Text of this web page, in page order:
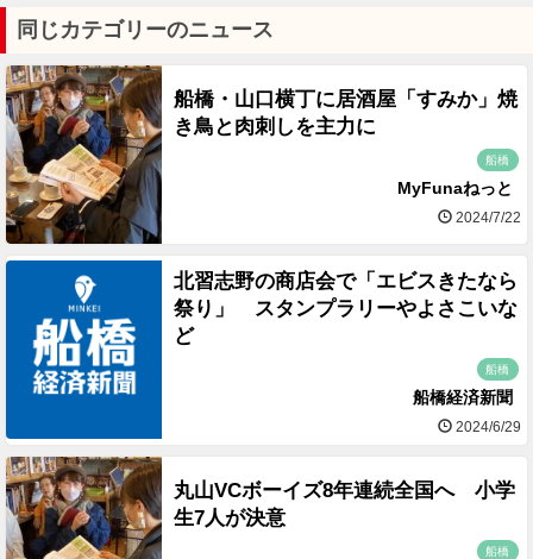
同じカテゴリーのニュース
船橋・山口横丁に居酒屋「すみか」焼
き鳥と肉刺しを主力に
船橋
MyFunaねっと
2024/7/22
北習志野の商店会で「エビスきたなら
祭り」 スタンプラリーやよさこいな
ど
船橋
船橋経済新聞
2024/6/29
丸山VCボーイズ8年連続全国へ 小学
生7人が決意
船橋